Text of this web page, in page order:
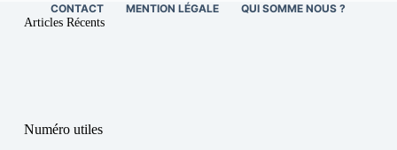
CONTACT MENTION LÉGALE QUI SOMME NOUS ?
Articles Récents
Numéro utiles